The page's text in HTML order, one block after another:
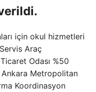
için okul hizmetleri
Araç
Odası %50
Ankara Metropolitan
Koordinasyon